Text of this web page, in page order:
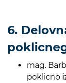
6.
mag.
poklicno